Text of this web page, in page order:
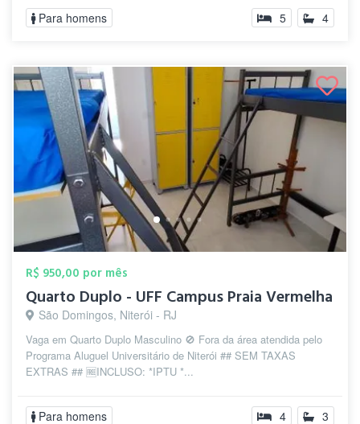
Para homens 5 4
R$ 950,00 por mês
Quarto Duplo - UFF Campus Praia Vermelha
São Domingos, Niterói - RJ
Vaga em Quarto Duplo Masculino 🚫 Fora da área atendida pelo
Programa Aluguel Universitário de Niterói ## SEM TAXAS
EXTRAS ## 🆓INCLUSO: *IPTU *...
Para homens 4 3